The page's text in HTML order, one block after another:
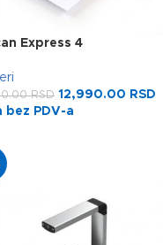
Express 4
RSD 12,990.00 RSD
bez PDV-a